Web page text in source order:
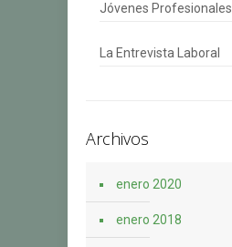
Jóvenes Profesionales
La Entrevista Laboral
Archivos
enero 2020
enero 2018